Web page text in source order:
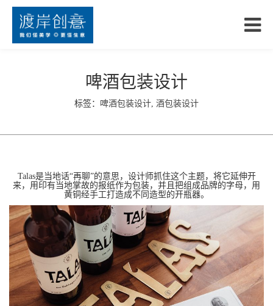
啤酒包装设计
标签： 啤酒包装设计, 酒包装设计
Talas是当地话“再聊”的意思，设计师抓住这个主题，将它延伸开
来，用印有当地掌故的报纸作为包装，并且把组成品牌的字母，用
黄铜经手工打造成不同造型的开瓶器。